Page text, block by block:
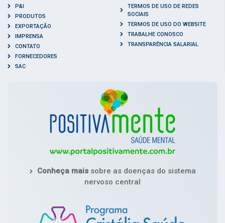
P&I
PRODUTOS
EXPORTAÇÃO
IMPRENSA
CONTATO
FORNECEDORES
SAC
TERMOS DE USO DE REDES
SOCIAIS
TERMOS DE USO DO WEBSITE
TRABALHE CONOSCO
TRANSPARÊNCIA SALARIAL
Conheça maissobre as doenças do sistema
nervoso central